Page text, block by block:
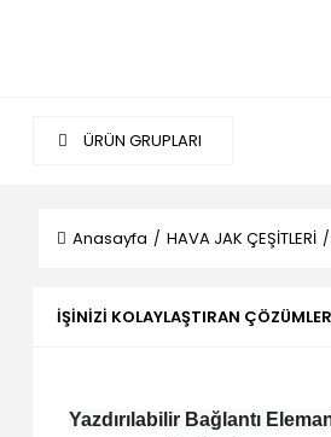
ÜRÜN GRUPLARI
Anasayfa HAVA JAK ÇEŞİTLERİ
İŞINIZI KOLAYLAŞTIRAN ÇÖZÜMLER
Yazdırılabilir Bağlantı